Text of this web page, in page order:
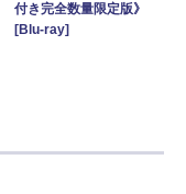
付き完全数量限定版》
[Blu-ray]